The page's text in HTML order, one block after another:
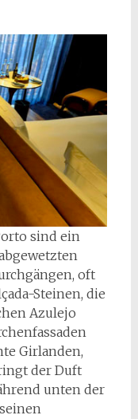
sind ein
oft
Steinen, die
Azulejo
Girlanden,
der Duft
unten der